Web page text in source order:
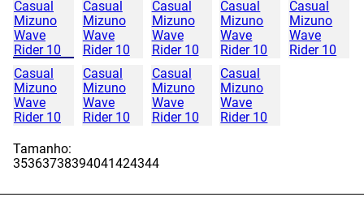
Tamanho:
35363738394041424344